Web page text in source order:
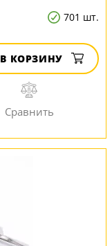
701 шт.
В КОРЗИНУ